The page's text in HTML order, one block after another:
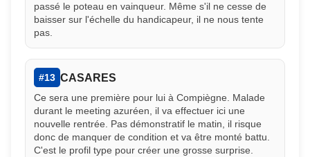
passé le poteau en vainqueur. Même s'il ne cesse de
baisser sur l'échelle du handicapeur, il ne nous tente
pas.
#13 CASARES
Ce sera une première pour lui à Compiègne. Malade
durant le meeting azuréen, il va effectuer ici une
nouvelle rentrée. Pas démonstratif le matin, il risque
donc de manquer de condition et va être monté battu.
C'est le profil type pour créer une grosse surprise.